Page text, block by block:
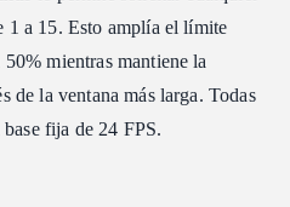
1 a 15. Esto amplía el límite
mientras mantiene la
de la ventana más larga. Todas
fija de 24 FPS.